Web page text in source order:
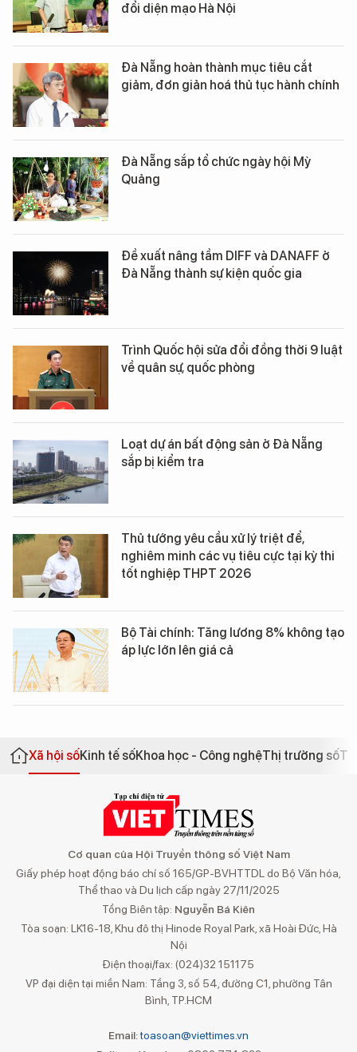
đổi diện mạo Hà Nội
Đà Nẵng hoàn thành mục tiêu cắt
giảm, đơn giản hoá thủ tục hành chính
Đà Nẵng sắp tổ chức ngày hội Mỳ
Quảng
Đề xuất nâng tầm DIFF và DANAFF ở
Đà Nẵng thành sự kiện quốc gia
Trình Quốc hội sửa đổi đồng thời 9 luật
về quân sự, quốc phòng
Loạt dự án bất động sản ở Đà Nẵng
sắp bị kiểm tra
Thủ tướng yêu cầu xử lý triệt để,
nghiêm minh các vụ tiêu cực tại kỳ thi
tốt nghiệp THPT 2026
Bộ Tài chính: Tăng lương 8% không tạo
áp lực lớn lên giá cả
Xã hội sốKinh tế sốKhoa học - Công nghệThị trường số
Cơ quan của Hội Truyền thông số Việt Nam
Giấy phép hoạt động báo chí số 165/GP-BVHTTDL do Bộ Văn hóa,
Thể thao và Du lịch cấp ngày 27/11/2025
Tổng Biên tập: Nguyễn Bá Kiên
Tòa soạn: LK16-18, Khu đô thị Hinode Royal Park, xã Hoài Đức, Hà
Nội
Điện thoại/fax: (024)32 151175
VP đại diện tại miền Nam: Tầng 3, số 54, đường C1, phường Tân
Bình, TP.HCM
Email:toasoan@viettimes.vn